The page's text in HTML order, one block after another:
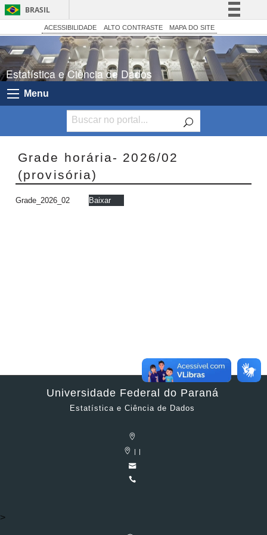
BRASIL
Simplifique!
Comunica BR
Participe
Acesso à informação
Canais
ACESSIBILIDADE ALTO CONTRASTE MAPA DO SITE
Estatística e Ciência de Dados
Menu
Grade horária- 2026/02
(provisória)
Grade_2026_02 Baixar
Universidade Federal do Paraná
Estatística e Ciência de Dados
| |
>